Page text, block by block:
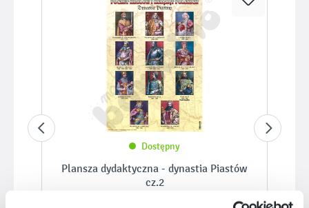
Dostępny
Plansza dydaktyczna - dynastia Piastów
cz.2